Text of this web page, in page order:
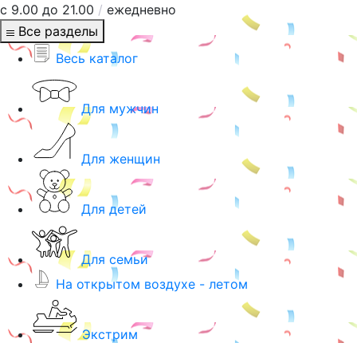
с 9.00 до 21.00 / ежедневно
Все разделы
Весь каталог
Для мужчин
Для женщин
Для детей
Для семьи
На открытом воздухе - летом
Экстрим